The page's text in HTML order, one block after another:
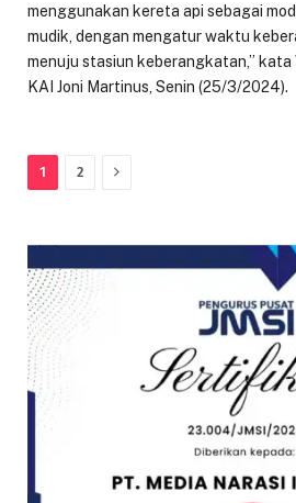
menggunakan kereta api sebagai
mudik, dengan mengatur waktu
menuju stasiun keberangkatan,”
KAI Joni Martinus, Senin (25/3/2024).
1 2 Next